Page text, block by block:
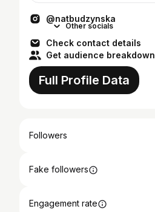
@natbudzynska
Other socials
Check contact details
Get audience breakdown
Full Profile Data
Followers
Fake followers
Engagement rate